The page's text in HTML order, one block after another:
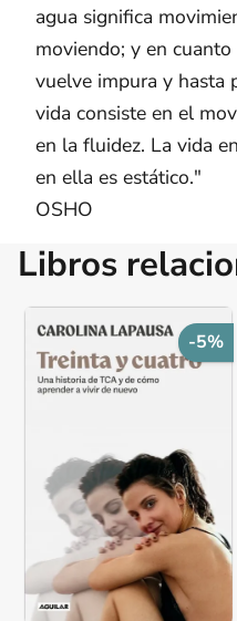
agua significa
moviendo; y en cuanto
vuelve impura y hasta
vida consiste en el
en la fluidez. La vida
en ella es estático."
OSHO
Libros
-5%